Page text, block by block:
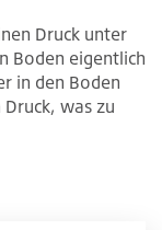
Druck unter
Boden eigentlich
in den Boden
was zu